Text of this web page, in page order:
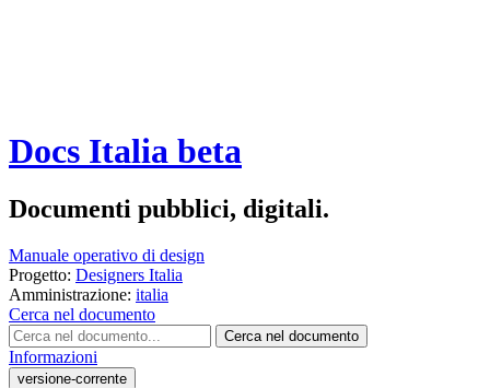
Docs Italia beta
Documenti pubblici, digitali.
Manuale operativo di design
Progetto: Designers Italia
Amministrazione: italia
Cerca nel documento
Cerca nel documento
Informazioni
versione-corrente